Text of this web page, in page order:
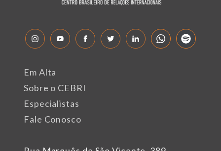
Em Alta
Sobre o CEBRI
Especialistas
Fale Conosco